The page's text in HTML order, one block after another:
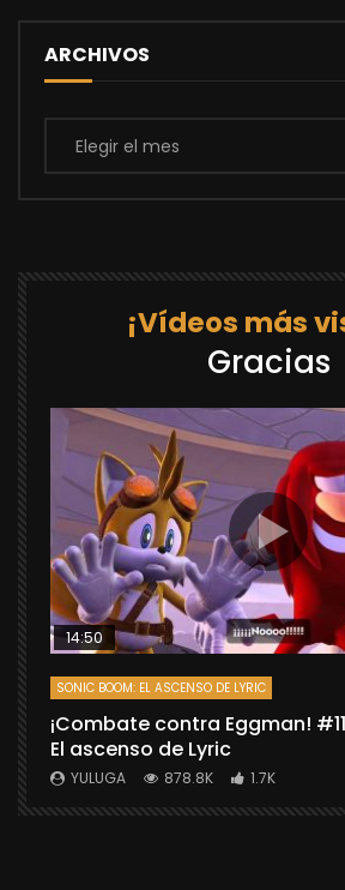
ARCHIVOS
Archivos
¡Vídeos más
Gracias
14:50
SONIC BOOM: EL ASCENSO DE LYRIC
¡Combate contra Eggman!
El ascenso de Lyric
YULUGA 878.8K 1.7K